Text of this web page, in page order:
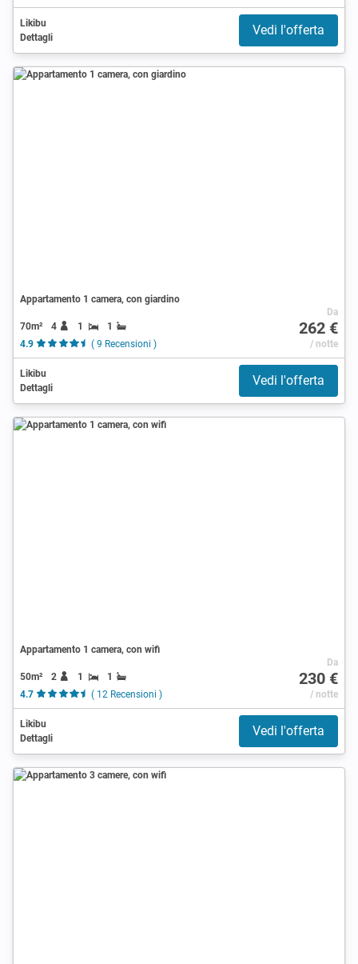
Likibu
Dettagli
Vedi l'offerta
Appartamento 1 camera, con giardino
70m² 4 1
1
4.9
( 9 Recensioni )
Da
262 €
/ notte
Likibu
Dettagli
Vedi l'offerta
Appartamento 1 camera, con wifi
50m² 2 1
1
4.7
( 12 Recensioni )
Da
230 €
/ notte
Likibu
Dettagli
Vedi l'offerta